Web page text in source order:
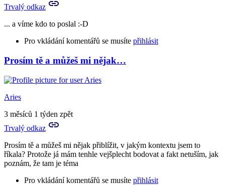
tvůj
by
Trvalý odkaz
... a víme kdo to poslal :-D
Pro vkládání komentářů se musíte přihlásit
In
reply
to
A
to
je
tvůj
by
Birute
Prosím tě a můžeš mi nějak…
Aries
3 měsíců 1 týden zpět
Trvalý odkaz
Prosím tě a můžeš mi nějak přiblížit, v jakým kontextu jsem to
říkala? Protože já mám tenhle vejšplecht bodovat a fakt netuším, jak
poznám, že tam je téma
Pro vkládání komentářů se musíte přihlásit